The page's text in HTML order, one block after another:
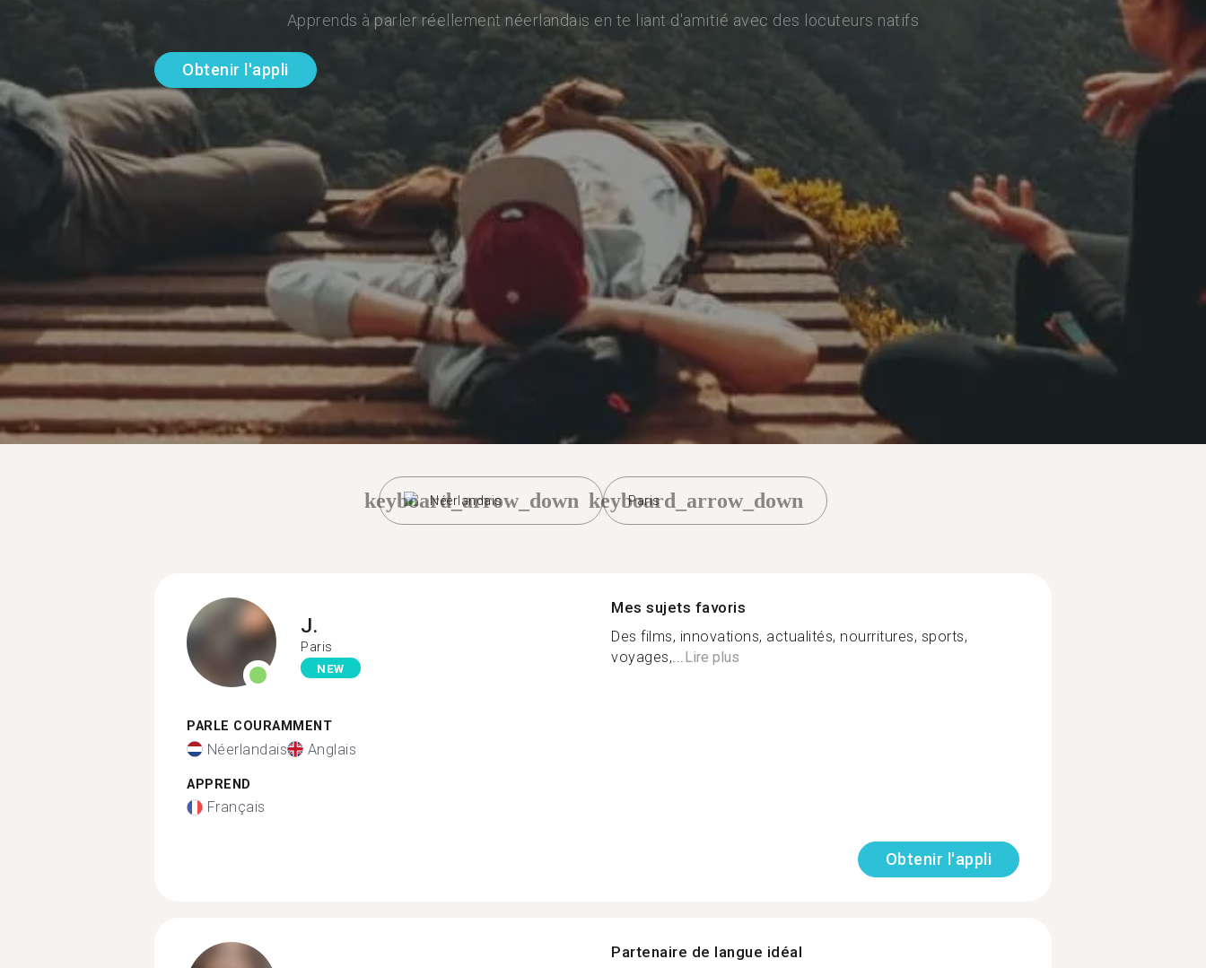
Apprends à parler réellement néerlandais en te liant d'amitié avec des locuteurs natifs
Obtenir l'appli
Néerlandais
keyboard_arrow_down Paris
keyboard_arrow_down
J.
Paris
NEW
PARLE COURAMMENT
Néerlandais Anglais
APPREND
Français
Mes sujets favoris
Des films, innovations, actualités, nourritures, sports,
voyages,...Lire plus
Obtenir l'appli
Partenaire de langue idéal